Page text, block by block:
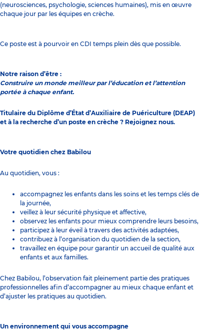
(neurosciences, psychologie, sciences humaines), mis en œuvre
chaque jour par les équipes en crèche.
Ce poste est à pourvoir en CDI temps plein dès que possible.
Notre raison d’être :
Construire un monde meilleur par l’éducation et l’attention
portée à chaque enfant.
Titulaire du Diplôme d’État d’Auxiliaire de Puériculture (DEAP)
et à la recherche d’un poste en crèche ? Rejoignez nous.
Votre quotidien chez Babilou
Au quotidien, vous :
accompagnez les enfants dans les soins et les temps clés de
la journée,
veillez à leur sécurité physique et affective,
observez les enfants pour mieux comprendre leurs besoins,
participez à leur éveil à travers des activités adaptées,
contribuez à l’organisation du quotidien de la section,
travaillez en équipe pour garantir un accueil de qualité aux
enfants et aux familles.
Chez Babilou, l’observation fait pleinement partie des pratiques
professionnelles afin d’accompagner au mieux chaque enfant et
d’ajuster les pratiques au quotidien.
Un environnement qui vous accompagne